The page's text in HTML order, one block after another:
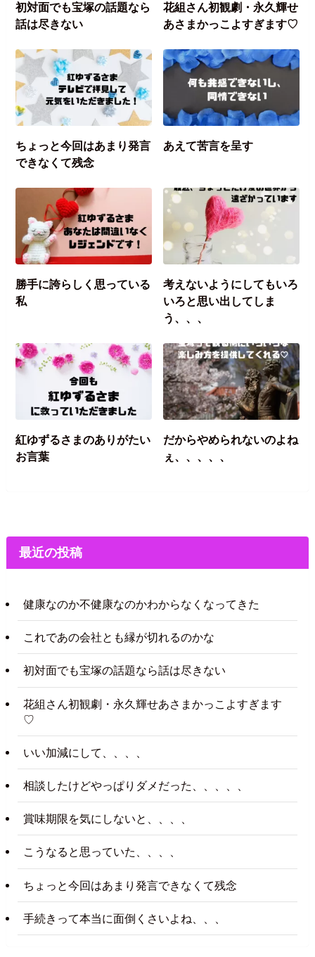
初対面でも宝塚の話題なら
話は尽きない
花組さん初観劇・永久輝せ
あさまかっこよすぎます♡
ちょっと今回はあまり発言
できなくて残念
あえて苦言を呈す
勝手に誇らしく思っている
私
考えないようにしてもいろ
いろと思い出してしま
う、、、
紅ゆずるさまのありがたい
お言葉
だからやめられないのよね
ぇ、、、、、
最近の投稿
健康なのか不健康なのかわからなくなってきた
これであの会社とも縁が切れるのかな
初対面でも宝塚の話題なら話は尽きない
花組さん初観劇・永久輝せあさまかっこよすぎます
♡
いい加減にして、、、、
相談したけどやっぱりダメだった、、、、、
賞味期限を気にしないと、、、、
こうなると思っていた、、、、
ちょっと今回はあまり発言できなくて残念
手続きって本当に面倒くさいよね、、、